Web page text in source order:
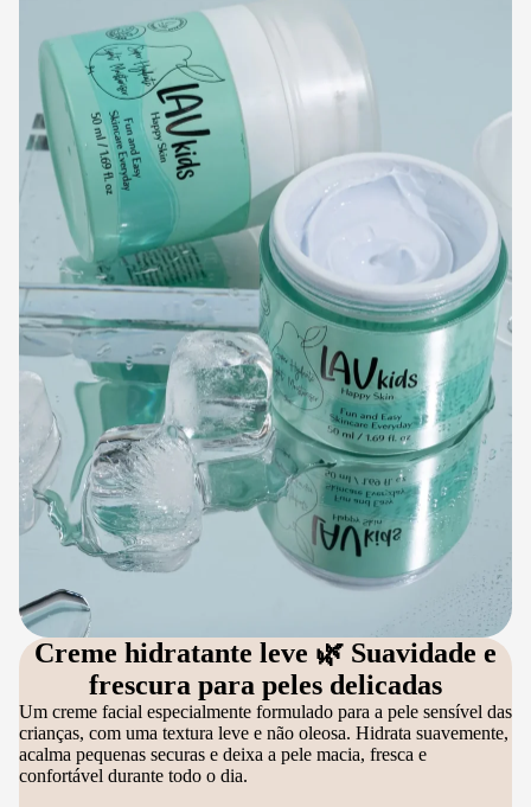
Creme hidratante leve 🌿 Suavidade e
frescura para peles delicadas
Um creme facial especialmente formulado para a pele sensível das
crianças, com uma textura leve e não oleosa. Hidrata suavemente,
acalma pequenas securas e deixa a pele macia, fresca e
confortável durante todo o dia.